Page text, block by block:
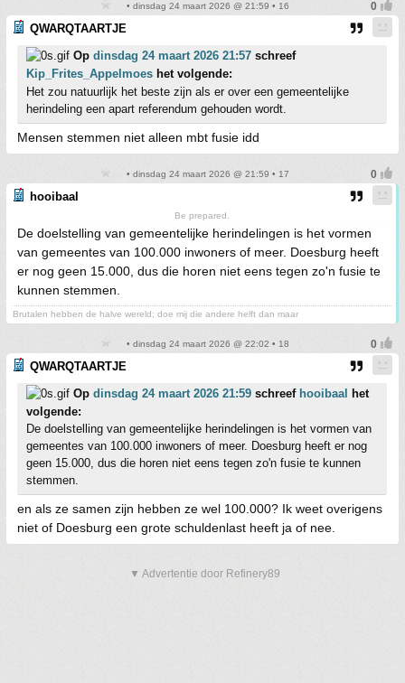
• dinsdag 24 maart 2026 @ 21:59 • 16
QWARQTAARTJE
Op dinsdag 24 maart 2026 21:57 schreef
Kip_Frites_Appelmoes het volgende:
Het zou natuurlijk het beste zijn als er over een gemeentelijke
herindeling een apart referendum gehouden wordt.
Mensen stemmen niet alleen mbt fusie idd
• dinsdag 24 maart 2026 @ 21:59 • 17
hooibaal
Be prepared.
De doelstelling van gemeentelijke herindelingen is het vormen
van gemeentes van 100.000 inwoners of meer. Doesburg heeft
er nog geen 15.000, dus die horen niet eens tegen zo'n fusie te
kunnen stemmen.
Brutalen hebben de halve wereld; doe mij die andere helft dan maar
• dinsdag 24 maart 2026 @ 22:02 • 18
QWARQTAARTJE
Op dinsdag 24 maart 2026 21:59 schreef hooibaal het
volgende:
De doelstelling van gemeentelijke herindelingen is het vormen van
gemeentes van 100.000 inwoners of meer. Doesburg heeft er nog
geen 15.000, dus die horen niet eens tegen zo'n fusie te kunnen
stemmen.
en als ze samen zijn hebben ze wel 100.000? Ik weet overigens
niet of Doesburg een grote schuldenlast heeft ja of nee.
▼ Advertentie door Refinery89